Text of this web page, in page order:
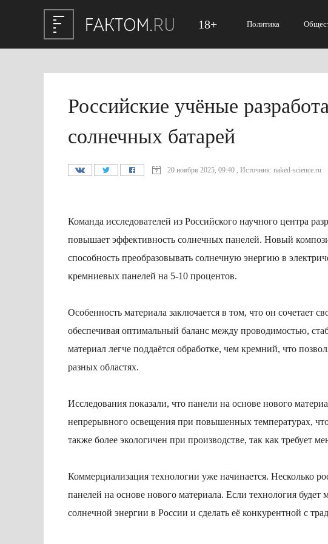
18+ Политика
Российские учёные
солнечных батарей
20 ноября 2025, 09:40 , Источник: naked-science.ru
Команда исследователей из Российского научного центра
повышает эффективность солнечных панелей. Новый
способность преобразовывать солнечную энергию в
кремниевых панелей на 5-10 процентов.
Особенность материала заключается в том, что он сочетает
обеспечивая оптимальный баланс между проводимостью,
материал легче поддаётся обработке, чем кремний, что
разных областях.
Исследования показали, что панели на основе нового
непрерывного освещения при повышенных температурах,
также более экологичен при производстве, так как требует
Коммерциализация технологии уже начинается. Несколько
панелей на основе нового материала. Если технология
солнечной энергии в России и сделать её конкурентной с